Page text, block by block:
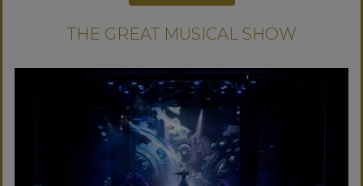
THE GREAT MUSICAL SHOW